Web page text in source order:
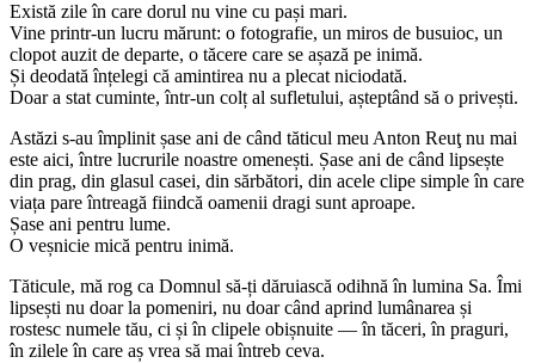
Există zile în care dorul nu vine cu pași mari.
Vine printr-un lucru mărunt: o fotografie, un miros de busuioc, un
clopot auzit de departe, o tăcere care se așază pe inimă.
Și deodată înțelegi că amintirea nu a plecat niciodată.
Doar a stat cuminte, într-un colț al sufletului, așteptând să o privești.
Astăzi s-au împlinit șase ani de când tăticul meu Anton Reuţ nu mai
este aici, între lucrurile noastre omenești. Șase ani de când lipsește
din prag, din glasul casei, din sărbători, din acele clipe simple în care
viața pare întreagă fiindcă oamenii dragi sunt aproape.
Șase ani pentru lume.
O veșnicie mică pentru inimă.
Tăticule, mă rog ca Domnul să-ți dăruiască odihnă în lumina Sa. Îmi
lipsești nu doar la pomeniri, nu doar când aprind lumânarea și
rostesc numele tău, ci și în clipele obișnuite — în tăceri, în praguri,
în zilele în care aș vrea să mai întreb ceva.